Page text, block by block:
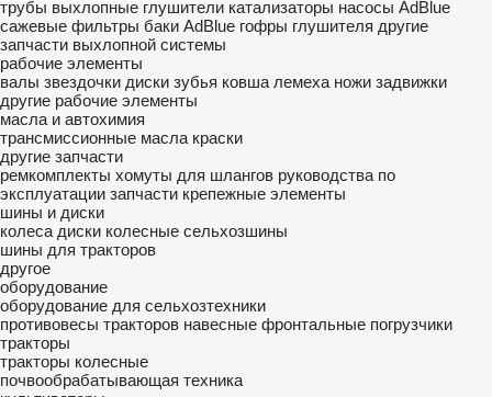
трубы выхлопные глушители катализаторы насосы AdBlue
сажевые фильтры баки AdBlue гофры глушителя другие
запчасти выхлопной системы
рабочие элементы
валы звездочки диски зубья ковша лемеха ножи задвижки
другие рабочие элементы
масла и автохимия
трансмиссионные масла краски
другие запчасти
ремкомплекты хомуты для шлангов руководства по
эксплуатации запчасти крепежные элементы
шины и диски
колеса диски колесные сельхозшины
шины для тракторов
другое
оборудование
оборудование для сельхозтехники
противовесы тракторов навесные фронтальные погрузчики
тракторы
тракторы колесные
почвообрабатывающая техника